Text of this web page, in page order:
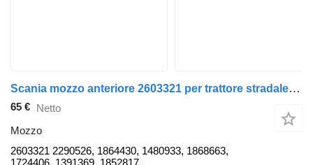
Scania mozzo anteriore 2603321 per trattore stradale Scania R440
65 € Netto
Mozzo
2603321 2290526, 1864430, 1480933, 1868663,